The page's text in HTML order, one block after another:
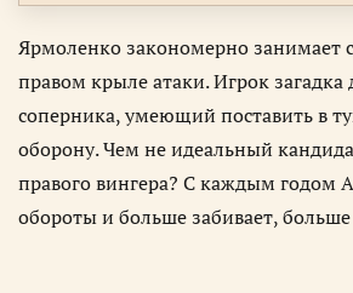
Ярмоленко закономерно занимает
правом крыле атаки. Игрок
соперника, умеющий поставить в
оборону. Чем не идеальный
правого вингера? С каждым годом
обороты и больше забивает, больше